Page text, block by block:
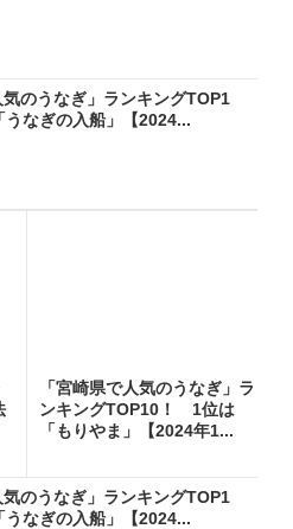
気のうなぎ」ランキングTOP1
なぎの入船」【2024...
「宮崎県で人気のうなぎ」ラ
ンキングTOP10！ 1位は
「もりやま」【2024年1...
気のうなぎ」ランキングTOP1
なぎの入船」【2024...